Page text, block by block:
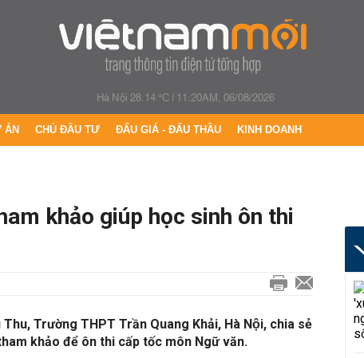
Hà Nội 28.14 °C| 11:20AM, 06/08/2026
ÁN CHỦ ĐẦU TƯ ĐẤU GIÁ - ĐẤU THẦU KINH DOANH
khảo giúp học sinh ôn thi
Trường THPT Trần Quang Khải, Hà Nội, chia sẻ
khảo để ôn thi cấp tốc môn Ngữ văn.